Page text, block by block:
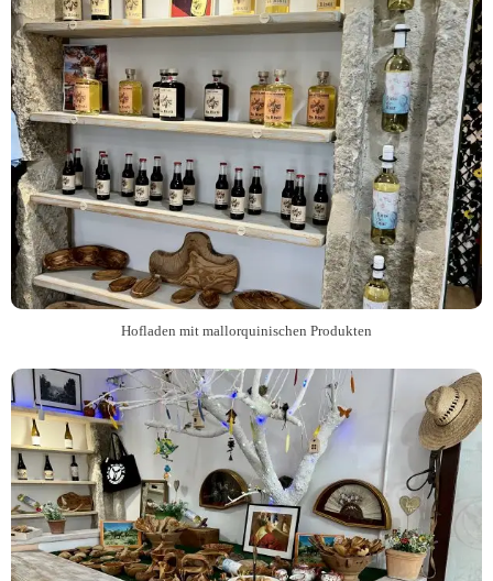
Hofladen mit mallorquinischen Produkten